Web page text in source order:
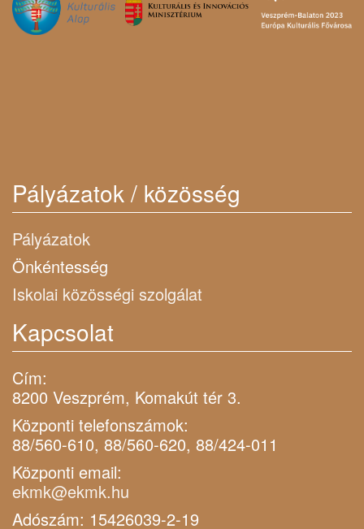
Pályázatok / közösség
Pályázatok
Önkéntesség
Iskolai közösségi szolgálat
Kapcsolat
Cím:
8200 Veszprém, Komakút tér 3.
Központi telefonszámok:
88/560-610, 88/560-620, 88/424-011
Központi email:
ekmk@ekmk.hu
Adószám: 15426039-2-19